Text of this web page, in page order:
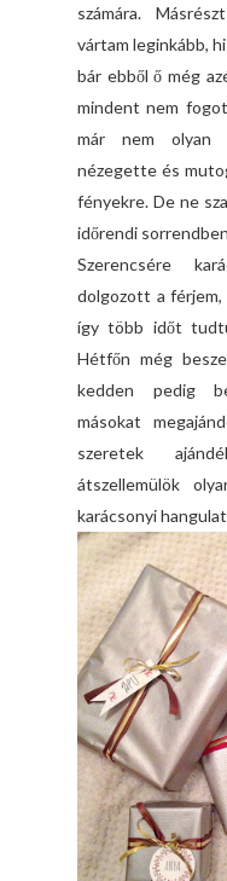
számára.
vártam leginkább,
bár ebből ő még
mindent nem
már nem olyan
nézegette és
fényekre. De ne
időrendi
Szerencsére
dolgozott a férjem,
így több időt
Hétfőn még
kedden pedig
másokat
szeretek
átszellemülök
karácsonyi